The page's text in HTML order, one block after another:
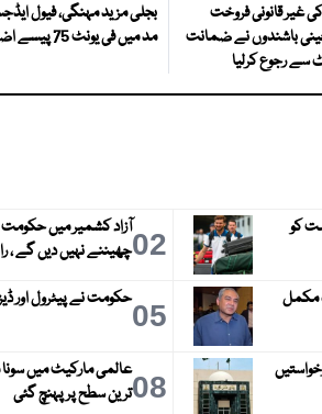
غیر قانونی فروخت
باشندوں نے ضمانت
سے رجوع کرلیا
بجلی مزید مہنگی، فیول
مد میں فی یونٹ 75 پیسے اضافہ
کرکٹرز کو این او سی 19 اگست کو
02آزاد کشمیر میں حکومت
چھیننے نہیں دیں گے ،
مکمل
05حکومت نے پیٹرول اور
08ترین سطح پر پہنچ گئی